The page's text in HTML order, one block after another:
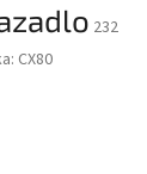
232
CX80